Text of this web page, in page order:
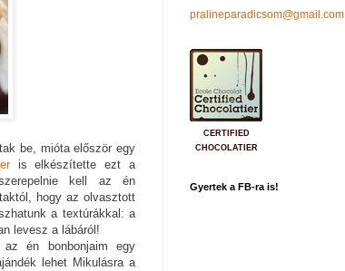
be, mióta először egy
is elkészítette ezt a
kell az én
hogy az olvasztott
a textúrákkal: a
levesz a lábáról!
én bonbonjaim egy
lehet Mikulásra a
pralineparadicsom@gmail.com
CERTIFIED
CHOCOLATIER
Gyertek a FB-ra is!